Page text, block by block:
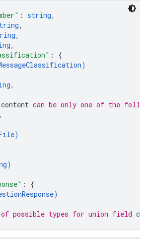
: string,
,
,
,
: {
)
,
content can be only one of the
,
)
)
: {
)
possible types for union field